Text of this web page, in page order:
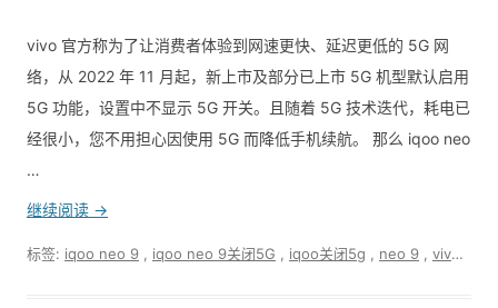
vivo 官方称为了让消费者体验到网速更快、延迟更低的 5G 网
络，从 2022 年 11 月起，新上市及部分已上市 5G 机型默认启用
5G 功能，设置中不显示 5G 开关。且随着 5G 技术迭代，耗电已
经很小，您不用担心因使用 5G 而降低手机续航。 那么 iqoo neo
…
继续阅读 →
标签: iqoo neo 9 iqoo neo 9关闭5G iqoo关闭5g neo 9 vivo关闭5G